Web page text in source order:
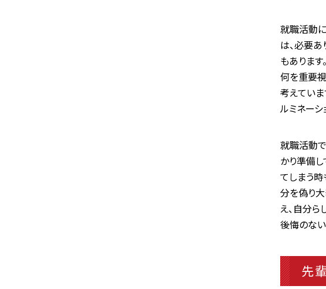
就職活動
は、必要
もありま
何を重要
考えていま
ルミネー
就職活動
かり準備
てしまう
分を偽り大
え、自分ら
後悔のな
先